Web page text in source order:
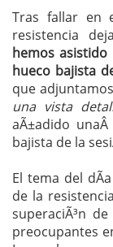
Tras fallar en
resistencia
hemos
hueco bajista
que
una vista
aÃ±adido
bajista de la
El tema del
de la
superaciÃ³n
preocupantes